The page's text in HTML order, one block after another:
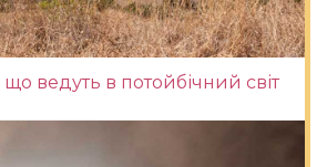
ведуть в потойбічний світ